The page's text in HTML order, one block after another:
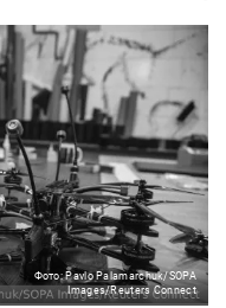
Фото: Pavlo Palamarchuk/SOPA
Images/Reuters Connect